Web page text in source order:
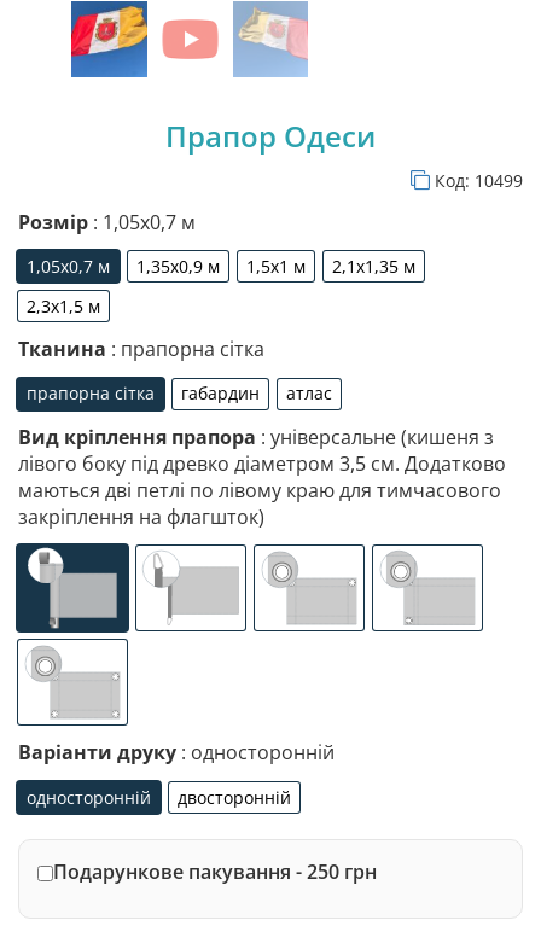
Прапор Одеси
Код: 10499
Розмір : 1,05х0,7 м
1,05х0,7 м
1,05х0,7 м
1,35х0,9 м
1,35х0,9 м
1,5х1 м
1,5х1 м
2,1х1,35 м
2,1х1,35 м
2,3х1,5 м
2,3х1,5 м
Тканина : прапорна сітка
прапорна сітка
прапорна сітка
габардин
габардин
атлас
атлас
Вид кріплення прапора : універсальне (кишеня з
лівого боку під древко діаметром 3,5 см. Додатково
маються дві петлі по лівому краю для тимчасового
закріплення на флагшток)
Варіанти друку : односторонній
односторонній
односторонній
двосторонній
двосторонній
Подарункове пакування - 250 грн